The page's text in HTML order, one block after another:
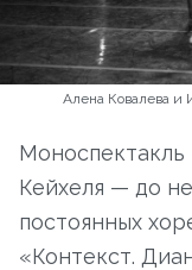
Алена Ковалева и
Моноспектакль
Кейхеля — до
постоянных
«Контекст.